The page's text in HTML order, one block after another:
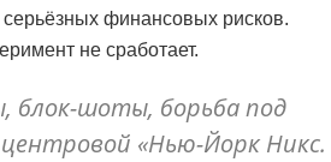
финансовых рисков.
не сработает.
блок-шоты, борьба под
«Нью-Йорк Никс.